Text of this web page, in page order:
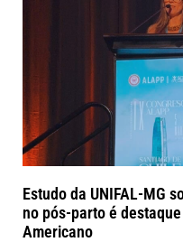
Estudo da UNIFAL-MG
no pós-parto é
Americano